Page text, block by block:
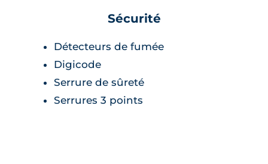
Sécurité
Détecteurs de fumée
Digicode
Serrure de sûreté
Serrures 3 points